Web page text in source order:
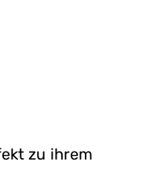
zu ihrem